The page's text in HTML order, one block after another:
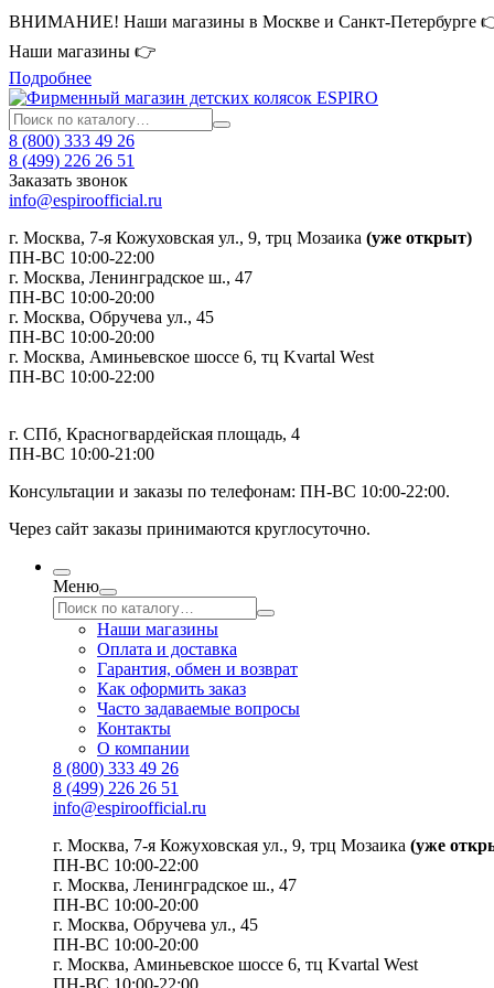
ВНИМАНИЕ! Наши магазины в Москве и Санкт-Петербурге
Наши магазины 👉
Подробнее
8 (800) 333 49 26
8 (499) 226 26 51
Заказать звонок
info@espiroofficial.ru
г. Москва, 7-я Кожуховская ул., 9, трц Мозаика (уже открыт)
ПН-ВС 10:00-22:00
г. Москва, Ленинградское ш., 47
ПН-ВС 10:00-20:00
г. Москва, Обручева ул., 45
ПН-ВС 10:00-20:00
г. Москва, Аминьевское шоссе 6, тц Kvartal West
ПН-ВС 10:00-22:00
г. СПб, Красногвардейская площадь, 4
ПН-ВС 10:00-21:00
Консультации и заказы по телефонам: ПН-ВС 10:00-22:00.
Через сайт заказы принимаются круглосуточно.
Меню
Наши магазины
Оплата и доставка
Гарантия, обмен и возврат
Как оформить заказ
Часто задаваемые вопросы
Контакты
О компании
8 (800) 333 49 26
8 (499) 226 26 51
info@espiroofficial.ru
г. Москва, 7-я Кожуховская ул., 9, трц Мозаика (уже
ПН-ВС 10:00-22:00
г. Москва, Ленинградское ш., 47
ПН-ВС 10:00-20:00
г. Москва, Обручева ул., 45
ПН-ВС 10:00-20:00
г. Москва, Аминьевское шоссе 6, тц Kvartal West
ПН-ВС 10:00-22:00